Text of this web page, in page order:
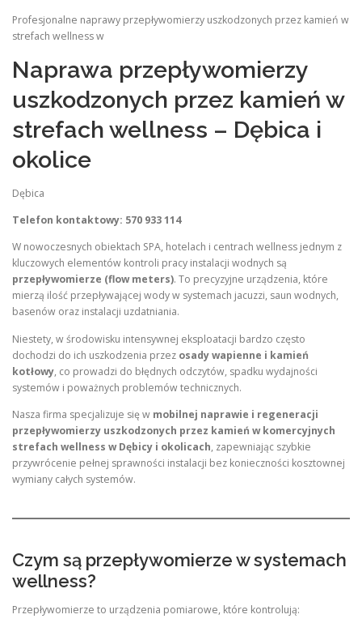
Profesjonalne naprawy przepływomierzy uszkodzonych przez kamień w
strefach wellness w
Naprawa przepływomierzy
uszkodzonych przez kamień w
strefach wellness – Dębica i
okolice
Dębica
Telefon kontaktowy: 570 933 114
W nowoczesnych obiektach SPA, hotelach i centrach wellness jednym z
kluczowych elementów kontroli pracy instalacji wodnych są
przepływomierze (flow meters). To precyzyjne urządzenia, które
mierzą ilość przepływającej wody w systemach jacuzzi, saun wodnych,
basenów oraz instalacji uzdatniania.
Niestety, w środowisku intensywnej eksploatacji bardzo często
dochodzi do ich uszkodzenia przez osady wapienne i kamień
kotłowy, co prowadzi do błędnych odczytów, spadku wydajności
systemów i poważnych problemów technicznych.
Nasza firma specjalizuje się w mobilnej naprawie i regeneracji
przepływomierzy uszkodzonych przez kamień w komercyjnych
strefach wellness w Dębicy i okolicach, zapewniając szybkie
przywrócenie pełnej sprawności instalacji bez konieczności kosztownej
wymiany całych systemów.
Czym są przepływomierze w systemach
wellness?
Przepływomierze to urządzenia pomiarowe, które kontrolują: